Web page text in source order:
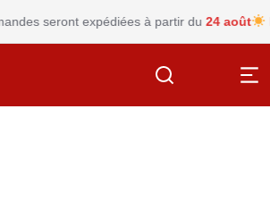
expédiées à partir du24 août